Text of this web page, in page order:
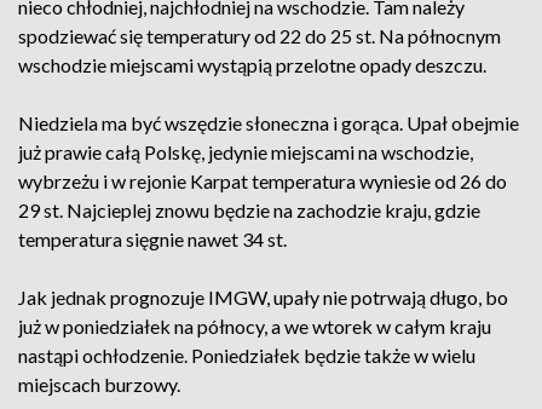
nieco chłodniej, najchłodniej na wschodzie. Tam należy
spodziewać się temperatury od 22 do 25 st. Na północnym
wschodzie miejscami wystąpią przelotne opady deszczu.
Niedziela ma być wszędzie słoneczna i gorąca. Upał obejmie
już prawie całą Polskę, jedynie miejscami na wschodzie,
wybrzeżu i w rejonie Karpat temperatura wyniesie od 26 do
29 st. Najcieplej znowu będzie na zachodzie kraju, gdzie
temperatura sięgnie nawet 34 st.
Jak jednak prognozuje IMGW, upały nie potrwają długo, bo
już w poniedziałek na północy, a we wtorek w całym kraju
nastąpi ochłodzenie. Poniedziałek będzie także w wielu
miejscach burzowy.